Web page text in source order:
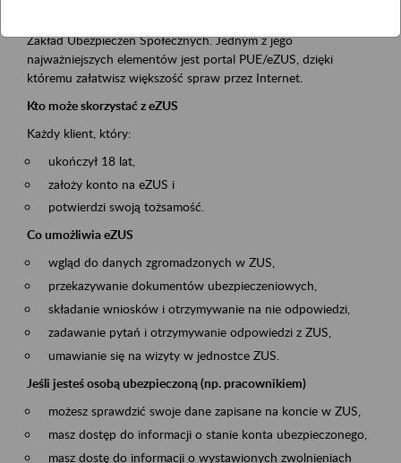
Zakład Ubezpieczeń Społecznych. Jednym z jego
najważniejszych elementów jest portal PUE/eZUS, dzięki
któremu załatwisz większość spraw przez Internet.
Kto może skorzystać z eZUS
Każdy klient, który:
ukończył 18 lat,
założy konto na eZUS i
potwierdzi swoją tożsamość.
Co umożliwia eZUS
wgląd do danych zgromadzonych w ZUS,
przekazywanie dokumentów ubezpieczeniowych,
składanie wniosków i otrzymywanie na nie odpowiedzi,
zadawanie pytań i otrzymywanie odpowiedzi z ZUS,
umawianie się na wizyty w jednostce ZUS.
Jeśli jesteś osobą ubezpieczoną (np. pracownikiem)
możesz sprawdzić swoje dane zapisane na koncie w ZUS,
masz dostęp do informacji o stanie konta ubezpieczonego,
masz dostę do informacji o wystawionych zwolnieniach